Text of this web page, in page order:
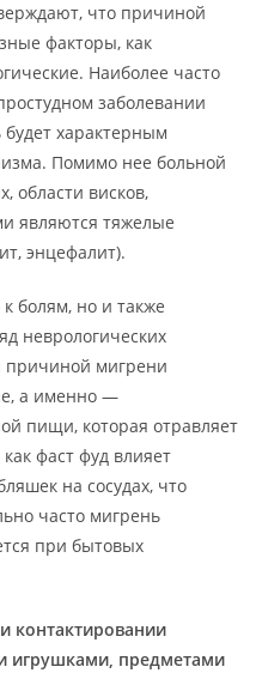
что причиной
факторы, как
Наиболее часто
заболевании
характерным
Помимо нее больной
области висков,
являются тяжелые
энцефалит).
болям, но и также
неврологических
мигрени
а именно —
пищи, которая отравляет
фаст фуд влияет
на сосудах, что
часто мигрень
при бытовых
контактировании
игрушками, предметами